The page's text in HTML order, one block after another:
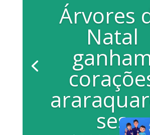
Árvores
Natal
ses